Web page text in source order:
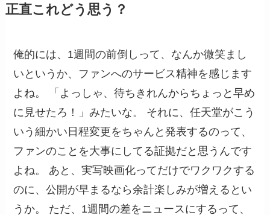
正直これどう思う？
俺的には、1週間の前倒しって、なんか微笑まし
いというか、ファンへのサービス精神を感じます
よね。 「よっしゃ、待ちきれんからちょっと早め
に見せたろ！」みたいな。 それに、任天堂がこう
いう細かい日程変更をちゃんと発表するのって、
ファンのことを大事にしてる証拠だと思うんです
よね。 あと、実写映画化ってだけでワクワクする
のに、公開が早まるなら余計楽しみが増えるとい
うか。 ただ、1週間の差をニュースにするって、